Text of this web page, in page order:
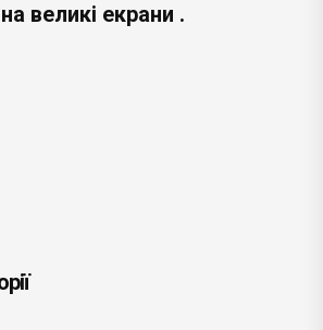
великі екрани .